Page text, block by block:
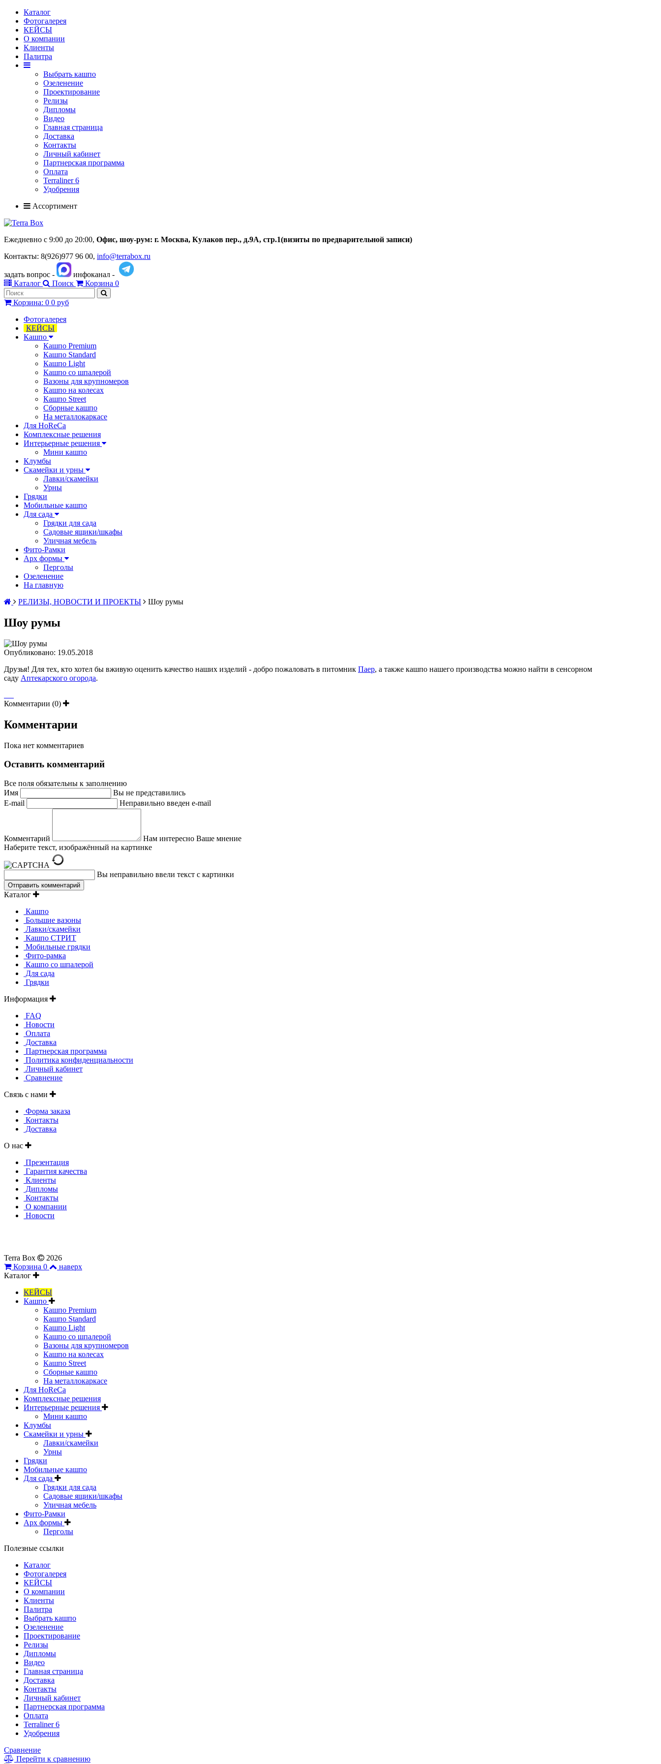
Каталог
Фотогалерея
КЕЙСЫ
О компании
Клиенты
Палитра
Выбрать кашпо
Озеленение
Проектирование
Релизы
Дипломы
Видео
Главная страница
Доставка
Контакты
Личный кабинет
Партнерская программа
Оплата
Terraliner 6
Удобрения
Ассортимент
Ежедневно с 9:00 до 20:00, Офис, шоу-рум: г. Москва, Кулаков пер., д.9А, стр.1(визиты по предварительной записи)
Контакты: 8(926)977 96 00, info@terrabox.ru
задать вопрос -
инфоканал -
Каталог
Поиск Корзина 0
Корзина: 0 0 руб
Фотогалерея
КЕЙСЫ
Кашпо
Кашпо Premium
Кашпо Standard
Кашпо Light
Кашпо со шпалерой
Вазоны для крупномеров
Кашпо на колесах
Кашпо Street
Сборные кашпо
На металлокаркасе
Для HoReCa
Комплексные решения
Интерьерные решения
Мини кашпо
Клумбы
Скамейки и урны
Лавки/скамейки
Урны
Грядки
Мобильные кашпо
Для сада
Грядки для сада
Садовые ящики/шкафы
Уличная мебель
Фито-Рамки
Арх формы
Перголы
Озеленение
На главную
РЕЛИЗЫ, НОВОСТИ И ПРОЕКТЫ
Шоу румы
Шоу румы
Опубликовано: 19.05.2018
Друзья! Для тех, кто хотел бы вживую оценить качество наших изделий - добро пожаловать в питомник Паер, а также кашпо нашего производства можно найти в сенсорном
саду Аптекарского огорода.
Комментарии (0)
Комментарии
Пока нет комментариев
Оставить комментарий
Все поля обязательны к заполнению
Имя
Вы не представились
E-mail
Неправильно введен e-mail
Комментарий
Нам интересно Ваше мнение
Наберите текст, изображённый на картинке
Вы неправильно ввели текст с картинки
Каталог
Кашпо
Большие вазоны
Лавки/скамейки
Кашпо СТРИТ
Мобильные грядки
Фито-рамка
Кашпо со шпалерой
Для сада
Грядки
Информация
FAQ
Новости
Оплата
Доставка
Партнерская программа
Политика конфиденциальности
Личный кабинет
Сравнение
Связь с нами
Форма заказа
Контакты
Доставка
О нас
Презентация
Гарантия качества
Клиенты
Дипломы
Контакты
О компании
Новости
Terra Box
2026
Корзина 0
наверх
Каталог
КЕЙСЫ
Кашпо
Кашпо Premium
Кашпо Standard
Кашпо Light
Кашпо со шпалерой
Вазоны для крупномеров
Кашпо на колесах
Кашпо Street
Сборные кашпо
На металлокаркасе
Для HoReCa
Комплексные решения
Интерьерные решения
Мини кашпо
Клумбы
Скамейки и урны
Лавки/скамейки
Урны
Грядки
Мобильные кашпо
Для сада
Грядки для сада
Садовые ящики/шкафы
Уличная мебель
Фито-Рамки
Арх формы
Перголы
Полезные ссылки
Каталог
Фотогалерея
КЕЙСЫ
О компании
Клиенты
Палитра
Выбрать кашпо
Озеленение
Проектирование
Релизы
Дипломы
Видео
Главная страница
Доставка
Контакты
Личный кабинет
Партнерская программа
Оплата
Terraliner 6
Удобрения
Сравнение
Перейти к сравнению